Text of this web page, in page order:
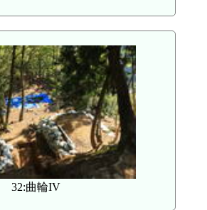
32:曲輪IV